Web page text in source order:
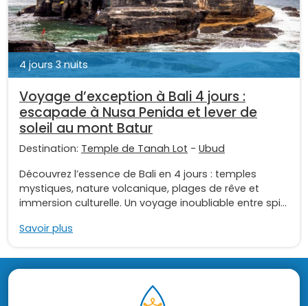
4 jours 3 nuits
Voyage d’exception à Bali 4 jours :
escapade à Nusa Penida et lever de
soleil au mont Batur
Destination: Temple de Tanah Lot - Ubud
Découvrez l’essence de Bali en 4 jours : temples
mystiques, nature volcanique, plages de rêve et
immersion culturelle. Un voyage inoubliable entre spi...
Savoir plus